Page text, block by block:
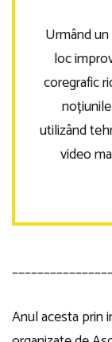
Urmând
loc
coregrafic
utilizând
video
Anul acesta prin